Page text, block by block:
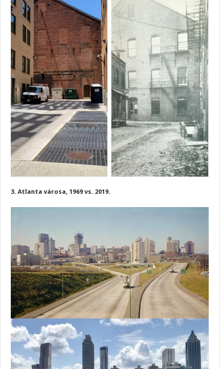
3. Atlanta városa, 1969 vs. 2019.